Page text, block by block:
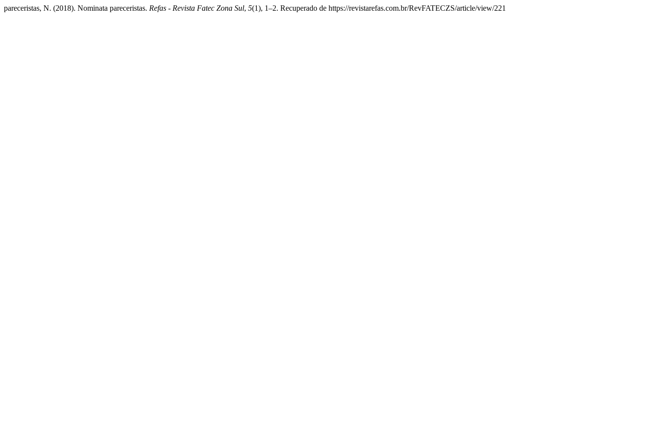
pareceristas, N. (2018). Nominata pareceristas. Refas - Revista Fatec Zona Sul, 5(1), 1–2. Recuperado de https://revistarefas.com.br/RevFATECZS/article/view/221